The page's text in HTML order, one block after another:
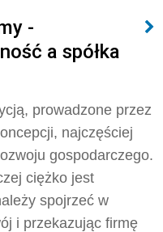
-
a spółka
prowadzone przez
najczęściej
gospodarczego.
ciężko jest
spojrzeć w
i przekazując firmę